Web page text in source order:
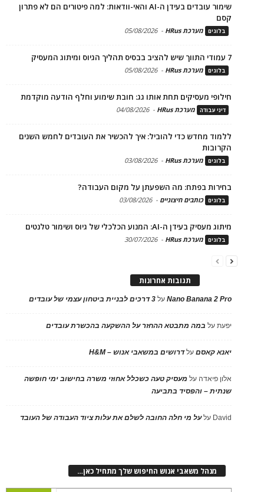
שימור עובדים בעידן ה-AI והאי-וודאות: למה פיטורים הם לא פתרון
קסם
בלוגים מערכת HRus -
05/08/2026
7 עמודי התווך שיש להציב בבסיס תהליך הגיוס ומיתוג המעסיק
בלוגים מערכת HRus -
05/08/2026
חילופי מעסיקים תחת אותו גג: חובת שימוע וחלף הודעה מוקדמת
דיני עבודה מערכת HRus -
04/08/2026
ללמוד מחדש כדי להוביל: איך להכשיר את העובדים לחמש השנים
הקרובות
בלוגים מערכת HRus -
03/08/2026
בחירות בפתח: מה השפעתן על מקום העבודה?
בלוגים כותבים חיצוניים -
03/08/2026
מיתוג מעסיק בעידן ה-AI: המנוע הכלכלי של גיוס ושימור טלנטים
בלוגים מערכת HRus -
30/07/2026
תגובות אחרונות
Nano Banana 2 Proעל 3 דרכים לבניית ביטחון עצמי של עובדים
יפעתעל במה מתבטא ההחזר על ההשקעה בהכשרת עובדים
יאנא קאסםעלדרושים במשאבי אנוש – H&M
אלון פיאדה על מעסיק טעה כשכלל אחוזי משרה בחישוב ימי חופשה
שנתית – והפסיד בתביעה
David עלעל מי חלה החובה לשלם את עלות ציוד העבודה של העובד
מנהל משאבי אנוש החיפוש שלך מתחיל כאן…